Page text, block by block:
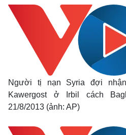
Người tị nạn Syria đợi
Kawergost ở Irbil cách
21/8/2013 (ảnh: AP)